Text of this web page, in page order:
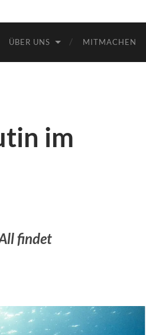
ÜBER UNS MITMACHEN
im
findet